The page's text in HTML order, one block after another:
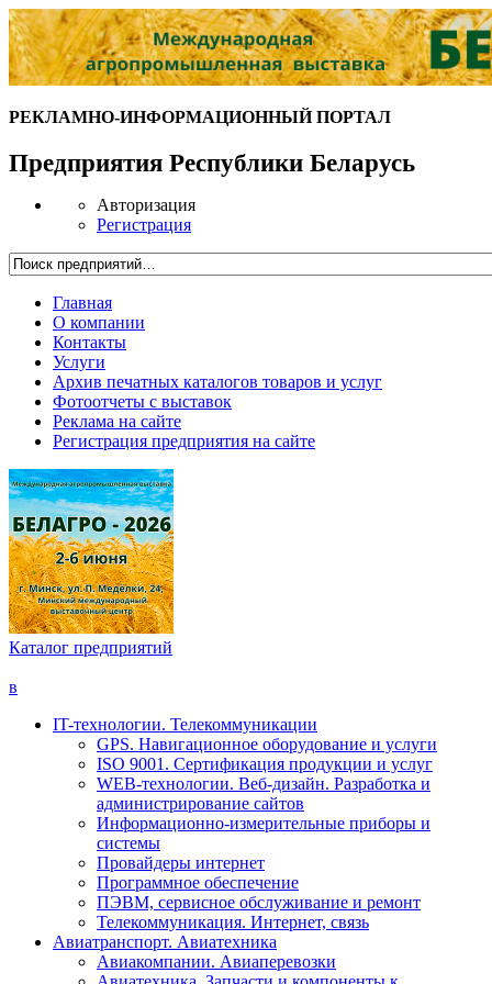
РЕКЛАМНО-ИНФОРМАЦИОННЫЙ ПОРТАЛ
Предприятия Республики Беларусь
Авторизация
Регистрация
Главная
О компании
Контакты
Услуги
Архив печатных каталогов товаров и услуг
Фотоотчеты с выставок
Реклама на сайте
Регистрация предприятия на сайте
Каталог предприятий
в
IT-технологии. Телекоммуникации
GPS. Навигационное оборудование и услуги
ISO 9001. Сертификация продукции и услуг
WEB-технологии. Веб-дизайн. Разработка и
администрирование сайтов
Информационно-измерительные приборы и
системы
Провайдеры интернет
Программное обеспечение
ПЭВМ, сервисное обслуживание и ремонт
Телекоммуникация. Интернет, связь
Авиатранспорт. Авиатехника
Авиакомпании. Авиаперевозки